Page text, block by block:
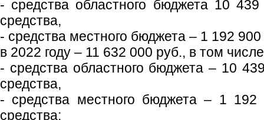
- средства областного бюджета 10
средства,
- средства местного бюджета – 1 192
в 2022 году – 11 632 000 руб., в том
- средства областного бюджета – 10
средства,
- средства местного бюджета – 1
средства;